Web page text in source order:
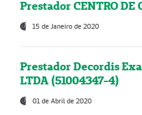
Prestador CENTRO DE
15 de Janeiro de 2020
Prestador Decordis
LTDA (51004347-4)
01 de Abril de 2020